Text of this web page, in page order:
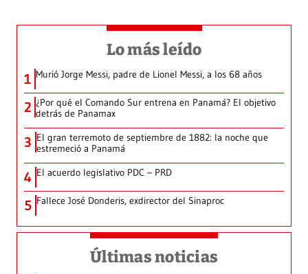
Lo más leído
1 Murió Jorge Messi, padre de Lionel Messi, a los 68 años
2 ¿Por qué el Comando Sur entrena en Panamá? El objetivo
detrás de Panamax
3 El gran terremoto de septiembre de 1882: la noche que
estremeció a Panamá
4 El acuerdo legislativo PDC – PRD
5 Fallece José Donderis, exdirector del Sinaproc
Últimas noticias